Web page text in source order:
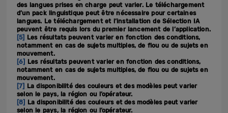
des langues prises en charge peut varier. Le téléchargement
d’un pack linguistique peut être nécessaire pour certaines
langues. Le téléchargement et l’installation de Sélection IA
peuvent être requis lors du premier lancement de l’application.
[5]
Les résultats peuvent varier en fonction des conditions,
notamment en cas de sujets multiples, de flou ou de sujets en
mouvement.
[6]
Les résultats peuvent varier en fonction des conditions,
notamment en cas de sujets multiples, de flou ou de sujets en
mouvement.
[7]
La disponibilité des couleurs et des modèles peut varier
selon le pays, la région ou l’opérateur.
[8]
La disponibilité des couleurs et des modèles peut varier
selon le pays, la région ou l’opérateur.